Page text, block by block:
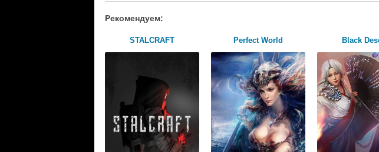
Рекомендуем:
STALCRAFT Perfect World Black